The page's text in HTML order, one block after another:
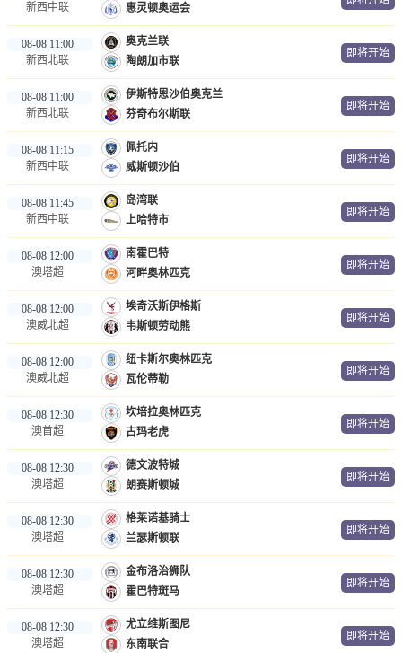
新西中联
惠灵顿奥运会
08-08 11:00
新西北联
奥克兰联
陶朗加市联
即将开始
08-08 11:00
新西北联
伊斯特恩沙伯奥克兰
芬奇布尔斯联
即将开始
08-08 11:15
新西中联
佩托内
威斯顿沙伯
即将开始
08-08 11:45
新西中联
岛湾联
上哈特市
即将开始
08-08 12:00
澳塔超
南霍巴特
河畔奥林匹克
即将开始
08-08 12:00
澳威北超
埃奇沃斯伊格斯
韦斯顿劳动熊
即将开始
08-08 12:00
澳威北超
纽卡斯尔奥林匹克
瓦伦蒂勒
即将开始
08-08 12:30
澳首超
坎培拉奥林匹克
古玛老虎
即将开始
08-08 12:30
澳塔超
德文波特城
朗赛斯顿城
即将开始
08-08 12:30
澳塔超
格莱诺基骑士
兰瑟斯顿联
即将开始
08-08 12:30
澳塔超
金布洛治狮队
霍巴特斑马
即将开始
08-08 12:30
澳塔超
尤立维斯图尼
东南联合
即将开始